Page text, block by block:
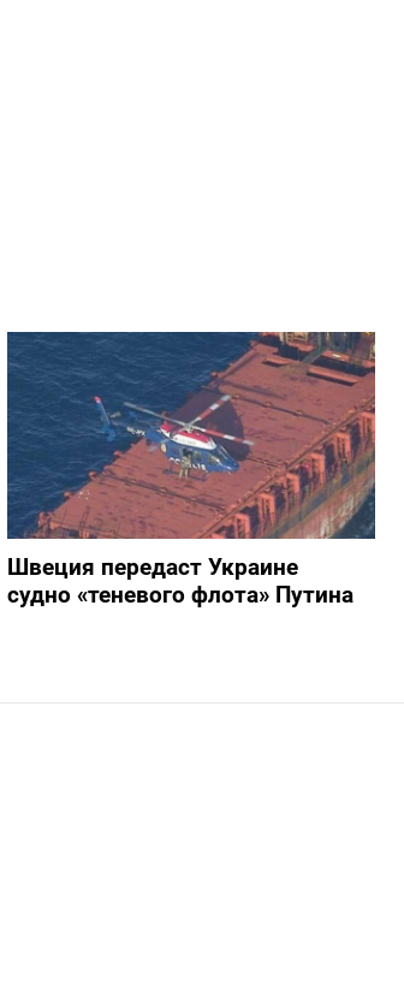
Швеция передаст Украине
судно «теневого флота» Путина